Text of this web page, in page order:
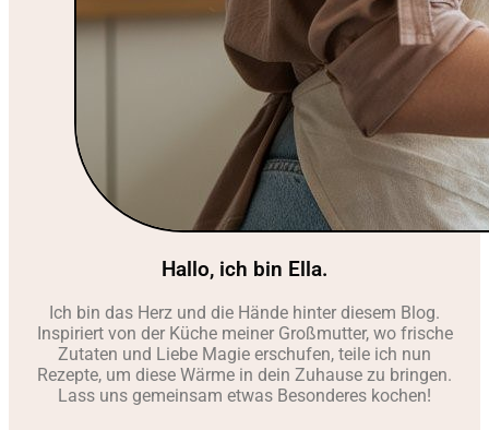
Hallo, ich bin Ella.
Ich bin das Herz und die Hände hinter diesem Blog.
Inspiriert von der Küche meiner Großmutter, wo frische
Zutaten und Liebe Magie erschufen, teile ich nun
Rezepte, um diese Wärme in dein Zuhause zu bringen.
Lass uns gemeinsam etwas Besonderes kochen!